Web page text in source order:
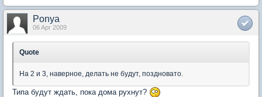
Ponya
06 Apr 2009
Quote
На 2 и 3, наверное, делать не будут, поздновато.
Типа будут ждать, пока дома рухнут?